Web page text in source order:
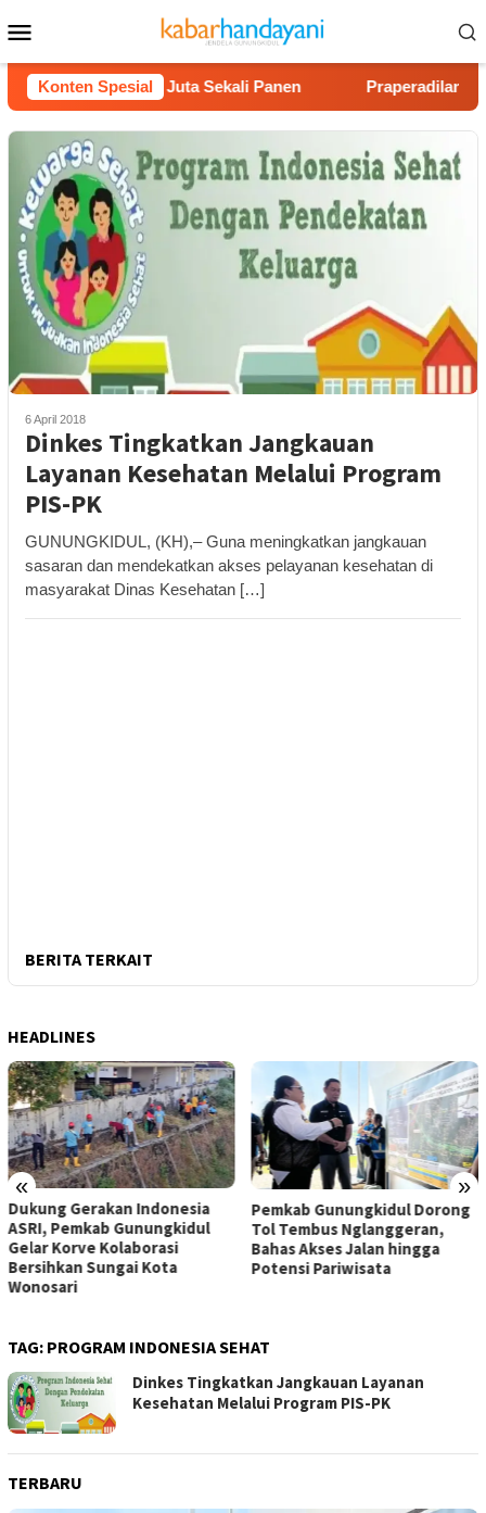
ke
kontenMobile
Konten Spesial
Rp40 Juta Sekali Panen Praperadilan Raudi
6 April 2018
Dinkes Tingkatkan Jangkauan
Layanan Kesehatan Melalui Program
PIS-PK
GUNUNGKIDUL, (KH),– Guna meningkatkan jangkauan
sasaran dan mendekatkan akses pelayanan kesehatan di
masyarakat Dinas Kesehatan […]
BERITA TERKAIT
HEADLINES
« »
Dukung Gerakan Indonesia
ASRI, Pemkab Gunungkidul
Gelar Korve Kolaborasi
Bersihkan Sungai Kota
Wonosari
Pemkab Gunungkidul Dorong
Tol Tembus Nglanggeran,
Bahas Akses Jalan hingga
Potensi Pariwisata
TAG: PROGRAM INDONESIA SEHAT
Dinkes Tingkatkan Jangkauan Layanan
Kesehatan Melalui Program PIS-PK
TERBARU